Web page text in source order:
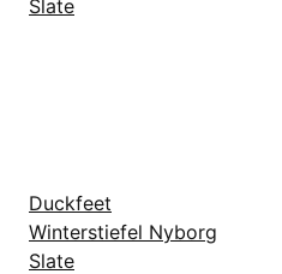
Duckfeet
Winterstiefel Nyborg
Slate